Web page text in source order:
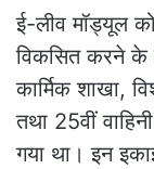
ई-लीव मॉड्यूल
विकसित करने के
कार्मिक शाखा,
तथा 25वीं
गया था। इन